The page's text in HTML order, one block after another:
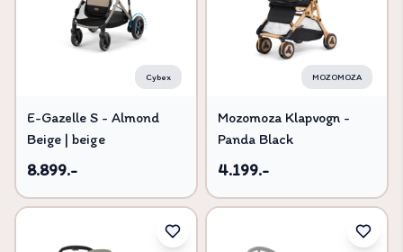
Cybex
E-Gazelle S - Almond
Beige | beige
8.899.-
MOZOMOZA
Mozomoza Klapvogn -
Panda Black
4.199.-